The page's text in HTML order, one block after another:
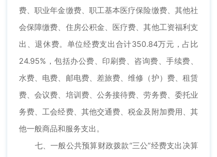
费、职业年金缴费、职工基本医疗保险缴费、其他社
会保障缴费、住房公积金、医疗费、其他工资福利支
出、退休费。单位经费支出合计350.84万元，占比
24.95%，包括办公费、印刷费、咨询费、手续费、
水费、电费、邮电费、差旅费、维修（护）费、租赁
费、会议费、培训费、公务接待费、劳务费、委托业
务费、工会经费、其他交通费、税金及附加费用、其
他一般商品和服务支出。
七、一般公共预算财政拨款“三公”经费支出决算